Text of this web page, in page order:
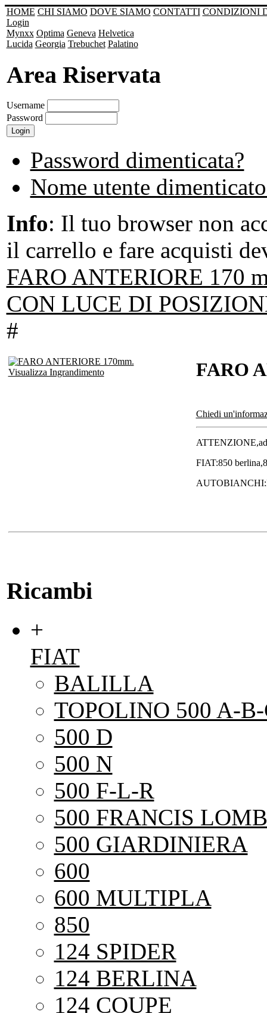
HOME CHI SIAMO DOVE SIAMO CONTATTI CONDIZIONI
Login
Mynxx Optima Geneva Helvetica
Lucida Georgia Trebuchet Palatino
Area Riservata
Username
Password
Password dimenticata?
Nome utente
Info: Il tuo browser non
il carrello e fare acquisti
FARO ANTERIORE 170
CON LUCE DI
#
Visualizza Ingrandimento FARO
Chiedi
FIAT:850
Ricambi
+
FIAT
BALILLA
TOPOLINO 500 A-
500 D
500 N
500 F-L-R
500 FRANCIS
500 GIARDINIERA
600
600 MULTIPLA
850
124 SPIDER
124 BERLINA
124 COUPE